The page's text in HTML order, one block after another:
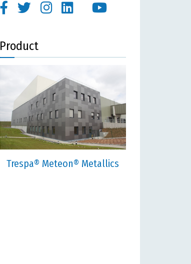
Product
Trespa® Meteon® Metallics